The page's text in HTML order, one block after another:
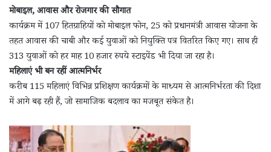
मोबाइल, आवास और रोजगार की सौगात
कार्यक्रम में 107 हितग्राहियों को मोबाइल फोन, 25 को प्रधानमंत्री आवास योजना के
तहत आवास की चाबी और कई युवाओं को नियुक्ति पत्र वितरित किए गए। साथ ही
313 युवाओं को हर माह 10 हजार रुपये स्टाइपेंड भी दिया जा रहा है।
महिलाएं भी बन रहीं आत्मनिर्भर
करीब 115 महिलाएं विभिन्न प्रशिक्षण कार्यक्रमों के माध्यम से आत्मनिर्भरता की दिशा
में आगे बढ़ रही हैं, जो सामाजिक बदलाव का मजबूत संकेत है।